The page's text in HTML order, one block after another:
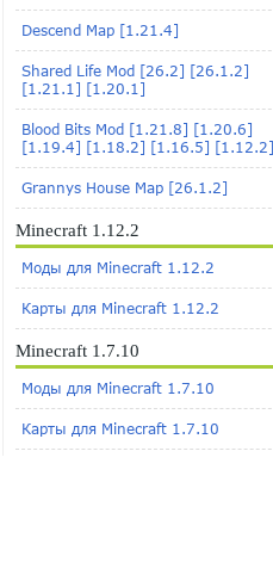
Descend Map [1.21.4]
Shared Life Mod [26.2] [26.1.2]
[1.21.1] [1.20.1]
Blood Bits Mod [1.21.8] [1.20.6]
[1.19.4] [1.18.2] [1.16.5] [1.12.2]
Grannys House Map [26.1.2]
Minecraft 1.12.2
Моды для Minecraft 1.12.2
Карты для Minecraft 1.12.2
Minecraft 1.7.10
Моды для Minecraft 1.7.10
Карты для Minecraft 1.7.10